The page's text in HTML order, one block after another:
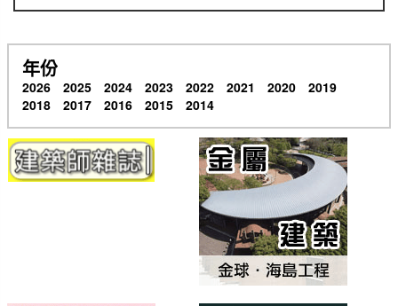
年份
2026 2025 2024 2023 2022 2021 2020
2019
2018
2017 2016 2015 2014